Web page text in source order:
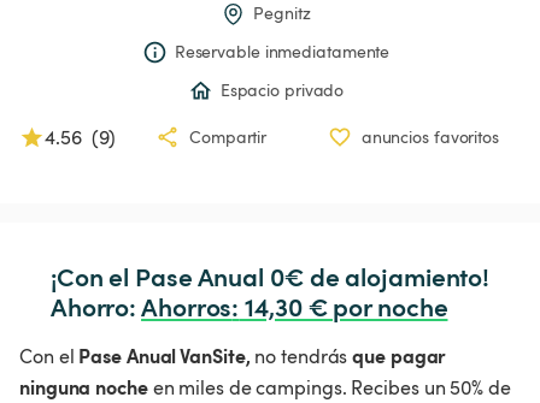
Pegnitz
Reservable inmediatamente
Espacio privado
4.56 (9) Compartir anuncios favoritos
¡Con el Pase Anual 0€ de alojamiento!
Ahorro: Ahorros: 14,30 € por noche
Con el Pase Anual VanSite, no tendrásque pagar
ninguna nocheen miles de campings. Recibes un 50% de